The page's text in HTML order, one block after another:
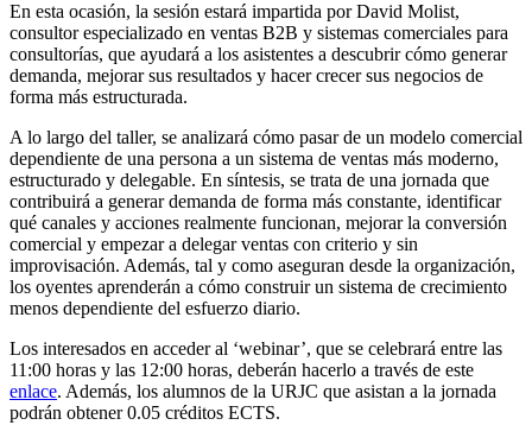
En esta ocasión, la sesión estará impartida por David Molist,
consultor especializado en ventas B2B y sistemas comerciales para
consultorías, que ayudará a los asistentes a descubrir cómo generar
demanda, mejorar sus resultados y hacer crecer sus negocios de
forma más estructurada.
A lo largo del taller, se analizará cómo pasar de un modelo comercial
dependiente de una persona a un sistema de ventas más moderno,
estructurado y delegable. En síntesis, se trata de una jornada que
contribuirá a generar demanda de forma más constante, identificar
qué canales y acciones realmente funcionan, mejorar la conversión
comercial y empezar a delegar ventas con criterio y sin
improvisación. Además, tal y como aseguran desde la organización,
los oyentes aprenderán a cómo construir un sistema de crecimiento
menos dependiente del esfuerzo diario.
Los interesados en acceder al ‘webinar’, que se celebrará entre las
11:00 horas y las 12:00 horas, deberán hacerlo a través de este
enlace. Además, los alumnos de la URJC que asistan a la jornada
podrán obtener 0.05 créditos ECTS.